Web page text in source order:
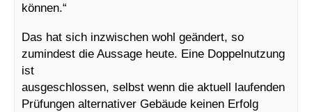
können.“
Das hat sich inzwischen wohl geändert, so
zumindest die Aussage heute. Eine Doppelnutzung
ist
ausgeschlossen, selbst wenn die aktuell laufenden
Prüfungen alternativer Gebäude keinen Erfolg